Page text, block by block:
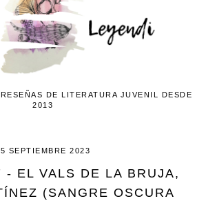
DE LITERATURA JUVENIL DESDE
2013
SEPTIEMBRE 2023
- EL VALS DE LA BRUJA,
(SANGRE OSCURA